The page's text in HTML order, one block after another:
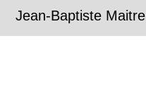
Jean-Baptiste Maitre